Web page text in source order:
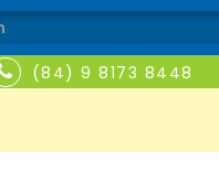
(84) 9 8173 8448